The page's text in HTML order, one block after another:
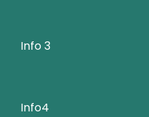
Info 3
Info4